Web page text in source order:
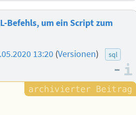
Befehls, um ein Script zum
13:20 (Versionen) sql
–